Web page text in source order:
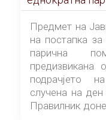
штетата предизвикана од природната
непогода на
Центар-Скопје случена на ден 21.07.2026
година
Предмет на
на постапка
парична
предизвикана
подрачјето
случена на ден
Правилник